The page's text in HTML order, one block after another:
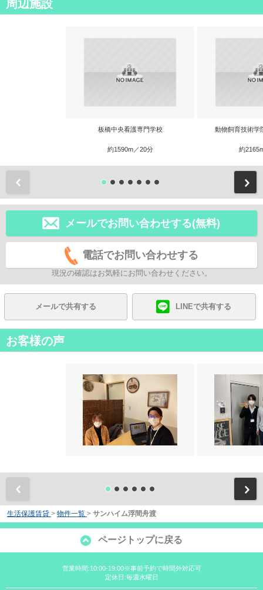
周辺施設
板橋中央看護専門学校
約1590m／20分
動物飼育技術学
約
メールでお問い合わせする(無料)
電話でお問い合わせする
現況の確認はお気軽にお問い合わせください。
メールで共有する LINEで共有する
お客様の声
生活保護賃貸 > 物件一覧 > サンハイム浮間舟渡
ページトップに戻る
営業時間:10:00-19:00※事前予約で時間外対応可
定休日:毎週水曜日